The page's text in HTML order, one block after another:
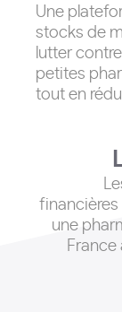
Une
stocks de
lutter
petites
tout en
Les stocks sont des immobilisations
une
France